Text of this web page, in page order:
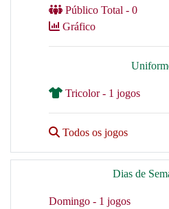
Público Total - 0
Gráfico
Tricolor - 1 jogos
Todos os jogos
Dias de
Domingo - 1 jogos